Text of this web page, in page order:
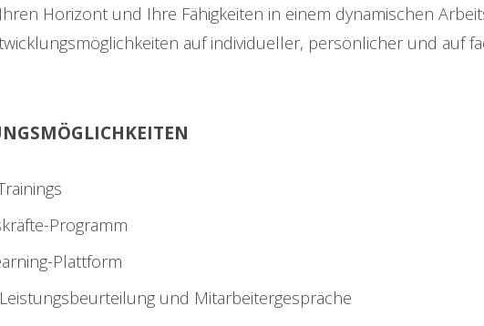
Horizont und Ihre Fähigkeiten in einem dynamischen
auf individueller, persönlicher und auf
Programm
Plattform
und Mitarbeitergespräche